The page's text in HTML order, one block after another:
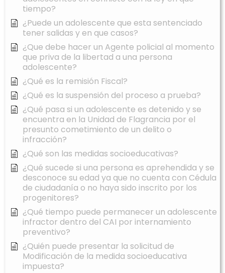
tiempo?
¿Puede un adolescente que esta sentenciado
tener salidas y en que casos?
¿Que debe hacer un Agente policial al momento
que priva de la libertad a una persona
adolescente?
¿Qué es la remisión Fiscal?
¿Qué es la suspensión del proceso a prueba?
¿Qué pasa si un adolescente es detenido y se
encuentra en la Unidad de Flagrancia por el
presunto cometimiento de un delito o
infracción?
¿Qué son las medidas socioeducativas?
¿Qué sucede si una persona es aprehendida y se
desconoce su edad ya que no cuenta con Cédula
de ciudadanía o no haya sido inscrito por los
progenitores?
¿Qué tiempo puede permanecer un adolescente
infractor dentro del CAI por internamiento
preventivo?
¿Quién puede presentar la solicitud de
Modificación de la medida socioeducativa
impuesta?